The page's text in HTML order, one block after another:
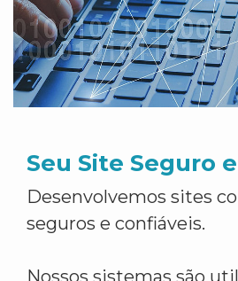
Seu Site Seguro
Desenvolvemos sites
seguros e confiáveis.
Nossos sistemas são